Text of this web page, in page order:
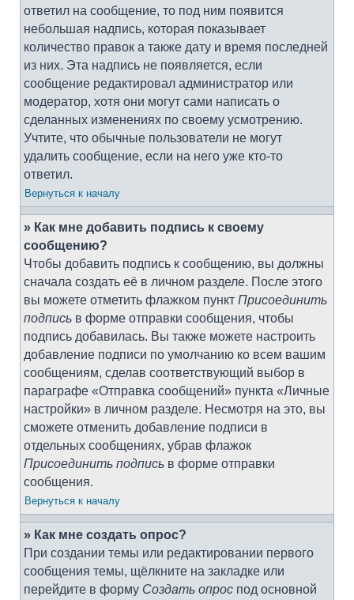
ответил на сообщение, то под ним появится
небольшая надпись, которая показывает
количество правок а также дату и время последней
из них. Эта надпись не появляется, если
сообщение редактировал администратор или
модератор, хотя они могут сами написать о
сделанных изменениях по своему усмотрению.
Учтите, что обычные пользователи не могут
удалить сообщение, если на него уже кто-то
ответил.
Вернуться к началу
» Как мне добавить подпись к своему
сообщению?
Чтобы добавить подпись к сообщению, вы должны
сначала создать её в личном разделе. После этого
вы можете отметить флажком пункт Присоединить
подпись в форме отправки сообщения, чтобы
подпись добавилась. Вы также можете настроить
добавление подписи по умолчанию ко всем вашим
сообщениям, сделав соответствующий выбор в
параграфе «Отправка сообщений» пункта «Личные
настройки» в личном разделе. Несмотря на это, вы
сможете отменить добавление подписи в
отдельных сообщениях, убрав флажок
Присоединить подпись в форме отправки
сообщения.
Вернуться к началу
» Как мне создать опрос?
При создании темы или редактировании первого
сообщения темы, щёлкните на закладке или
перейдите в форму Создать опрос под основной